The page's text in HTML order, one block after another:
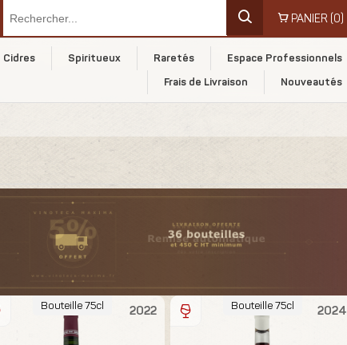
PANIER (0)
Cidres Spiritueux Raretés
Espace Professionnels
Frais de Livraison
Nouveautés
2022
Bouteille 75cl 2024
Bouteille 75cl